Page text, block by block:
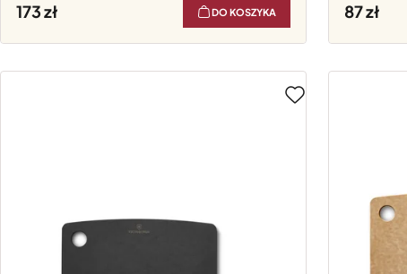
173 DO KOSZYKA 87